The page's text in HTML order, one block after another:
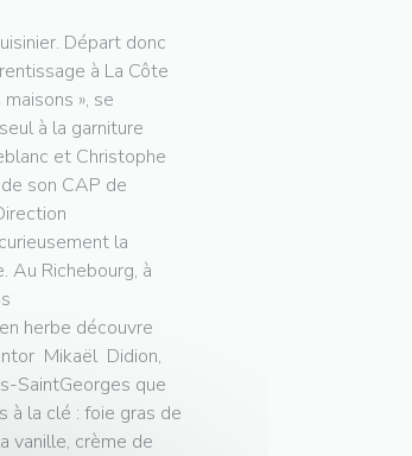
Départ donc
à La Côte
», se
à la garniture
et Christophe
son CAP de
la
Au Richebourg, à
herbe découvre
Mikaël Didion,
SaintGeorges que
à la clé : foie gras de
vanille, crème de